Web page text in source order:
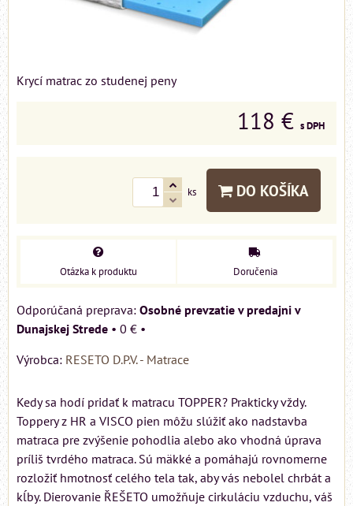
Krycí matrac zo studenej peny
118 € s DPH
ks DO KOŠÍKA
Otázka k produktu Doručenia
Osobné prevzatie v predajni v
Dunajskej Strede • 0 € •
Výrobca: RESETO D.P.V. - Matrace
Kedy sa hodí pridať k matracu TOPPER? Prakticky vždy.
Toppery z HR a VISCO pien môžu slúžiť ako nadstavba
matraca pre zvýšenie pohodlia alebo ako vhodná úprava
príliš tvrdého matraca. Sú mäkké a pomáhajú rovnomerne
rozložiť hmotnosť celého tela tak, aby vás nebolel chrbát a
kĺby. Dierovanie ŘEŠETO umožňuje cirkuláciu vzduchu, váš